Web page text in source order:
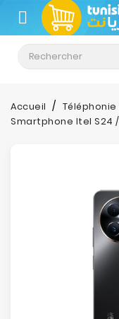
CATÉGORIE
Accueil
Smartphone Itel S24 /